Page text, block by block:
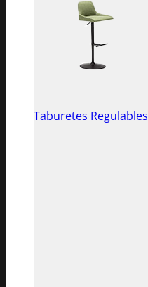
Taburetes Regulables